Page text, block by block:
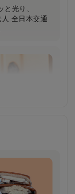
い心地
したい」と回
光り、
全日本交通
の注意を引